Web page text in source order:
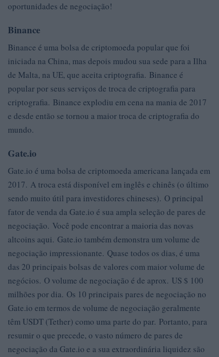
oportunidades de negociação!
Binance
Binance é uma bolsa de criptomoeda popular que foi
iniciada na China, mas depois mudou sua sede para a Ilha
de Malta, na UE, que aceita criptografia. Binance é
popular por seus serviços de troca de criptografia para
criptografia. Binance explodiu em cena na mania de 2017
e desde então se tornou a maior troca de criptografia do
mundo.
Gate.io
Gate.io é uma bolsa de criptomoeda americana lançada em
2017. A troca está disponível em inglês e chinês (o último
sendo muito útil para investidores chineses). O principal
fator de venda da Gate.io é sua ampla seleção de pares de
negociação. Você pode encontrar a maioria das novas
altcoins aqui. Gate.io também demonstra um volume de
negociação impressionante. Quase todos os dias, é uma
das 20 principais bolsas de valores com maior volume de
negócios. O volume de negociação é de aprox. US $ 100
milhões por dia. Os 10 principais pares de negociação no
Gate.io em termos de volume de negociação geralmente
têm USDT (Tether) como uma parte do par. Portanto, para
resumir o que precede, o vasto número de pares de
negociação da Gate.io e a sua extraordinária liquidez são